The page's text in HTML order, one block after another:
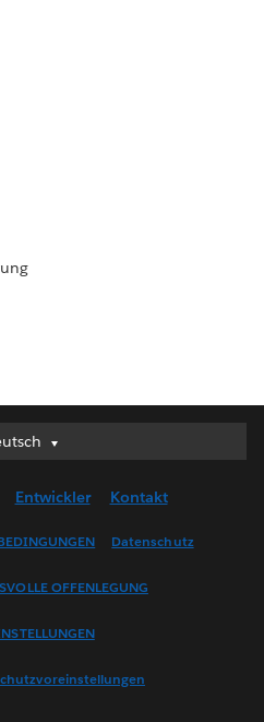
(US)
(France)
국어
Entwickler Kontakt
Datenschutz
OFFENLEGUNG